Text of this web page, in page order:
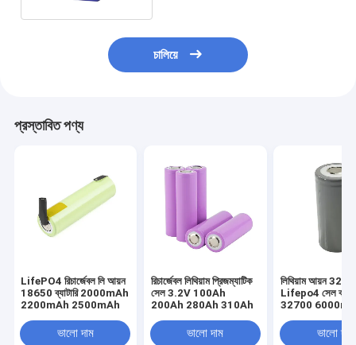
চালিয়ে
প্রস্তাবিত পণ্য
LifePO4 রিচার্জেবল লি আয়ন
18650 ব্যাটারি 2000mAh
2200mAh 2500mAh
ভালো দাম
রিচার্জেবল লিথিয়াম প্রিজম্যাটিক
সেল 3.2V 100Ah
200Ah 280Ah 310Ah
ভালো দাম
লিথিয়াম আয়ন
Lifepo4 সেল
32700
ভালো দাম